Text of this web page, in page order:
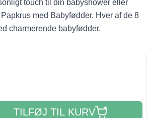
touch til din babyshower eller
med Babyfødder. Hver af de 8
charmerende babyfødder.
TILFØJ TIL KURV